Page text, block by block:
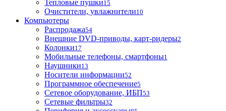
Тепловые пушки15
Очистители, увлажнители10
Компьютеры
Распродажа54
Внешние DVD-приводы, карт-ридеры2
Колонки17
Мобильные телефоны, смартфоны1
Наушники13
Носители информации52
Программное обеспечение5
Сетевое оборудование, ИБП53
Сетевые фильтры32